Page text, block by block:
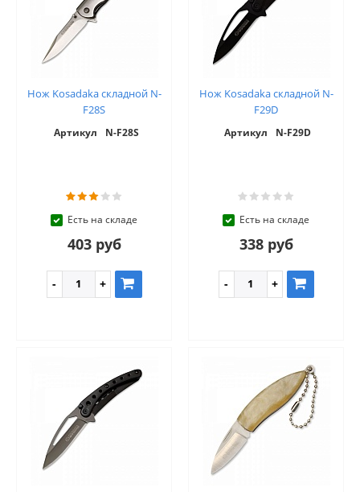
Нож Kosadaka складной N-
F28S
Артикул N-F28S
Есть на складе
403 руб
Нож Kosadaka складной N-
F29D
Артикул N-F29D
Есть на складе
338 руб